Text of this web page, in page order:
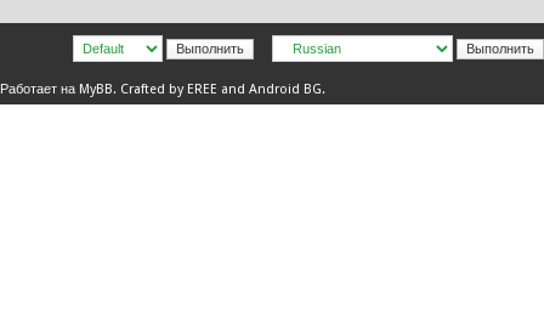
Работает на MyBB. Crafted by EREE and Android BG.